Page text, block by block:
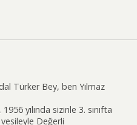
Türker Bey, ben Yılmaz
yılında sizinle 3. sınıfta
Değerli